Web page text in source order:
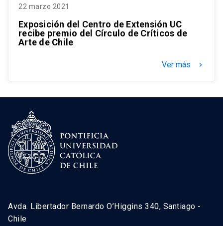
22 marzo 2021
Exposición del Centro de Extensión UC
recibe premio del Círculo de Críticos de
Arte de Chile
Ver más keyboard_arrow_right
Avda. Libertador Bernardo O’Higgins 340, Santiago -
Chile